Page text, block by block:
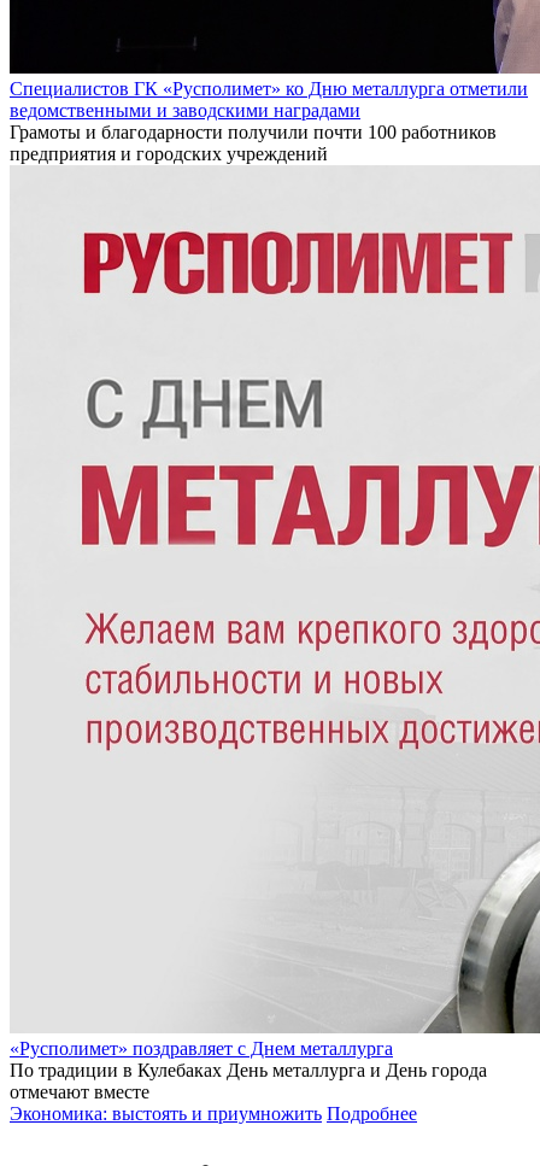
Специалистов ГК «Русполимет» ко Дню металлурга отметили
ведомственными и заводскими наградами
Грамоты и благодарности получили почти 100 работников
предприятия и городских учреждений
«Русполимет» поздравляет с Днем металлурга
По традиции в Кулебаках День металлурга и День города
отмечают вместе
Экономика: выстоять и приумножить Подробнее